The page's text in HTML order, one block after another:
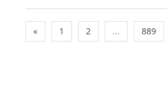
« 1 2 ... 889